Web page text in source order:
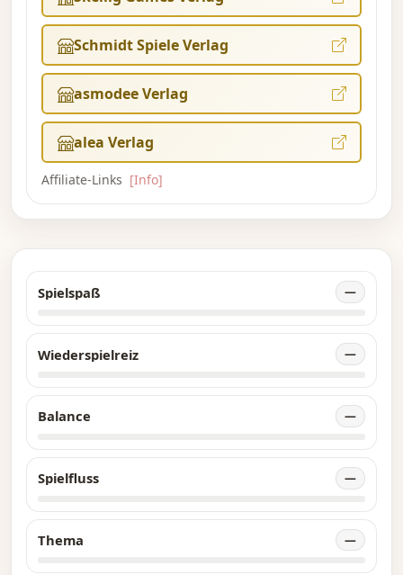
Schmidt Spiele Verlag
asmodee Verlag
alea Verlag
Affiliate-Links [Info]
Spielspaß —
Wiederspielreiz —
Balance —
Spielfluss —
Thema —